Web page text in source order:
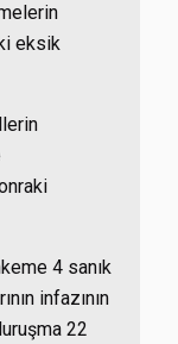
eksik
4 sanık
infazının
22